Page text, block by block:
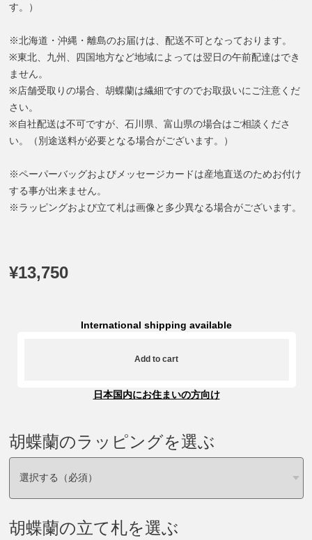
す。）
※北海道・沖縄・離島のお届けは、配送不可となっております。
※東北、九州、四国地方など地域によっては翌日の午前配達はでき
ません。
※店舗受取りの場合、胡蝶蘭は繊細ですのでお取扱いにご注意くだ
さい。
※自社配送は不可ですが、石川県、富山県の場合はご相談くださ
い。（別途送料が必要となる場合がございます。）
※ペーパーバッグおよびメッセージカードは産地直送のためお付け
する事が出来ません。
※ラッピングおよび立て札は画像と多少異なる場合がございます。
¥13,750
International shipping available
Add to cart
日本国内にお住まいの方向け
胡蝶蘭のラッピングを選ぶ
胡蝶蘭の立て札を選ぶ